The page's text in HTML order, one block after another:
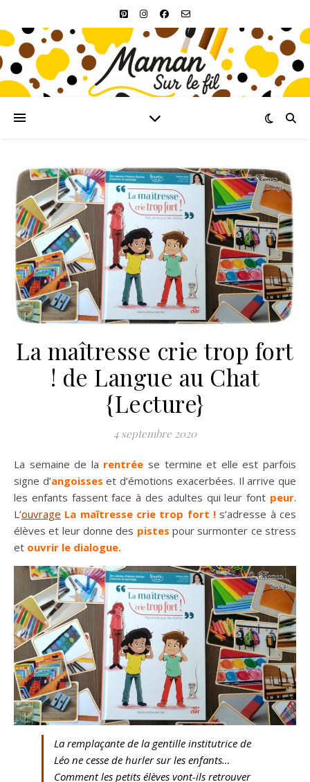
La maîtresse crie trop fort
! de Langue au Chat
{Lecture}
4 septembre 2020
La semaine de la rentrée se termine et elle est parfois
signe d’angoisses et d’émotions exacerbées. Il arrive que
les enfants fassent face à des adultes qui leur font peur.
L’ouvrage La maîtresse crie trop fort ! s’adresse à ces
élèves et leur donne des pistes pour surmonter ce stress
et ouvrir le dialogue.
La remplaçante de la gentille institutrice de
Léo ne cesse de hurler sur les enfants…
Comment les petits élèves vont-ils retrouver